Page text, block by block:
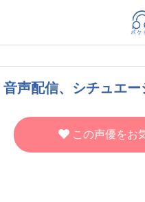
声配信、シチュエ
この声優をお